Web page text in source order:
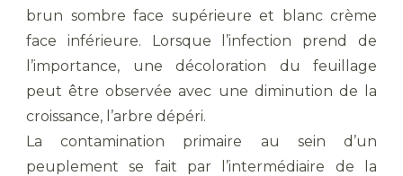
brun sombre face supérieure et blanc crème
face inférieure. Lorsque l’infection prend de
l’importance, une décoloration du feuillage
peut être observée avec une diminution de la
croissance, l’arbre dépéri.
La contamination primaire au sein d’un
peuplement se fait par l’intermédiaire de la